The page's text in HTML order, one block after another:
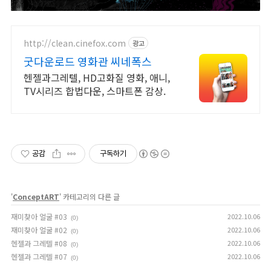
http://clean.cinefox.com 광고
굿다운로드 영화관 씨네폭스
헨젤과그레텔, HD고화질 영화, 애니,
TV시리즈 합법다운, 스마트폰 감상.
공감 구독하기
'ConceptART' 카테고리의 다른 글
재미찾아 얼굴 #03
(0) 2022.10.06
재미찾아 얼굴 #02 (0) 2022.10.06
헨젤과 그레텔 #08 (0) 2022.10.06
헨젤과 그레텔 #07 (0) 2022.10.06